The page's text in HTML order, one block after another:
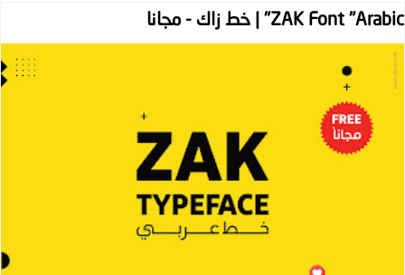
ZAK Font "Arabic" | خط زاك - مجانا